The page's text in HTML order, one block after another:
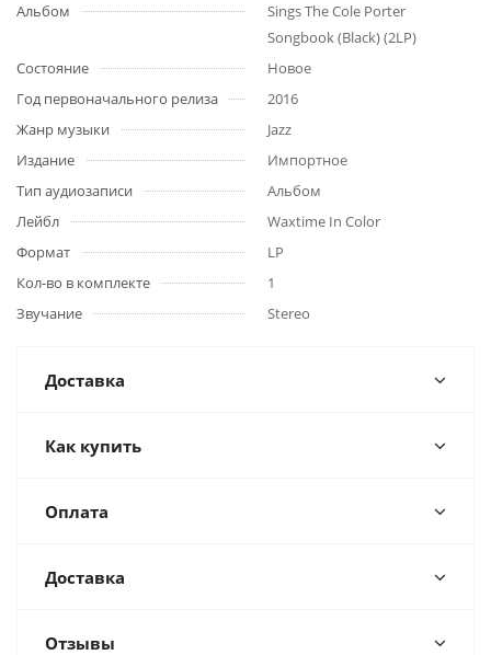
Альбом
Sings The Cole Porter
Songbook (Black) (2LP)
Состояние
Новое
Год первоначального релиза
2016
Жанр музыки
Jazz
Издание
Импортное
Тип аудиозаписи
Альбом
Лейбл
Waxtime In Color
Формат
LP
Кол-во в комплекте
1
Звучание
Stereo
Доставка
Как купить
Оплата
Доставка
Отзывы